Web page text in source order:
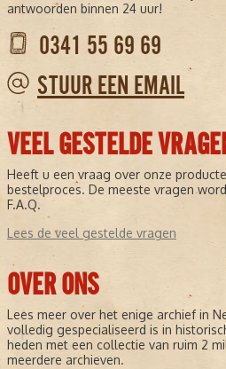
antwoorden binnen 24 uur!
0341 55 69 69
STUUR EEN EMAIL
VEEL GESTELDE
Heeft u een vraag over onze
bestelproces. De meeste vragen
F.A.Q.
Lees de veel gestelde vragen
OVER ONS
Lees meer over het enige archief in
volledig gespecialiseerd is in
heden met een collectie van ruim 2
meerdere archieven.